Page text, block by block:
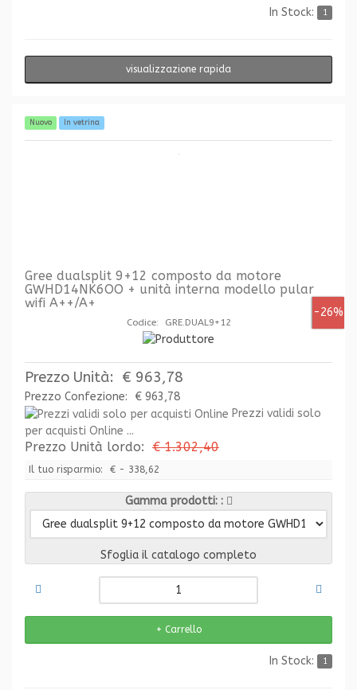
In Stock: 1
visualizzazione rapida
Nuovo In vetrina
-26%
Gree dualsplit 9+12 composto da motore
GWHD14NK6OO + unità interna modello pular
wifi A++/A+
Codice: GRE.DUAL9+12
Prezzo Unità: € 963,78
Prezzo Confezione:
€ 963,78
Prezzi validi solo
per acquisti Online ...
Prezzo Unità lordo: € 1.302,40
Il tuo risparmio: € - 338,62
Gamma prodotti:
Sfoglia il catalogo completo
In Stock: 1